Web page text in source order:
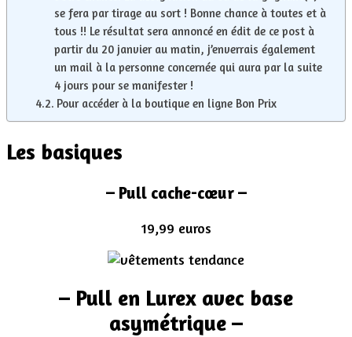
se fera par tirage au sort ! Bonne chance à toutes et à
tous !! Le résultat sera annoncé en édit de ce post à
partir du 20 janvier au matin, j’enverrais également
un mail à la personne concernée qui aura par la suite
4 jours pour se manifester !
Pour accéder à la boutique en ligne Bon Prix
Les basiques
– Pull cache-cœur–
19,99 euros
– Pull en Lurex avec base
asymétrique –